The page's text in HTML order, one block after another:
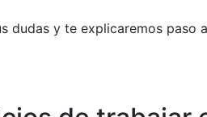
dudas y te explicaremos